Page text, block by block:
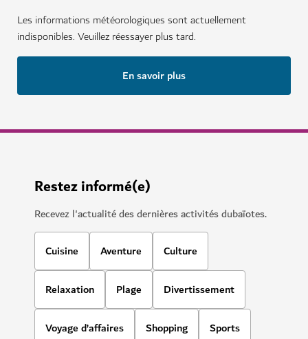
Les informations météorologiques sont actuellement
indisponibles. Veuillez réessayer plus tard.
En savoir plus
Restez informé(e)
Recevez l'actualité des dernières activités dubaïotes.
Cuisine Aventure Culture
Relaxation Plage Divertissement
Voyage d’affaires Shopping Sports